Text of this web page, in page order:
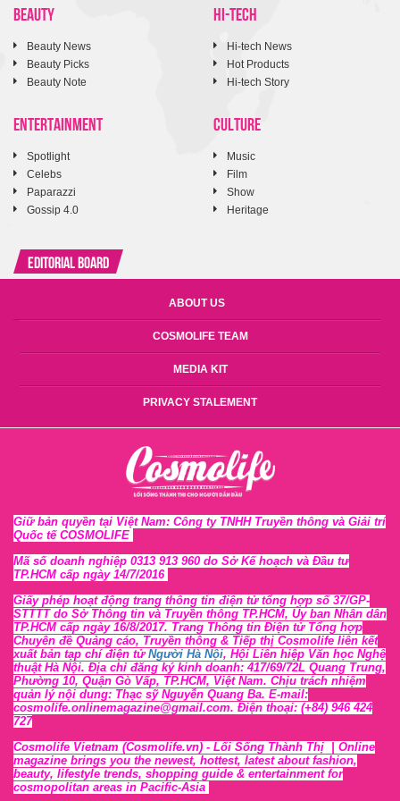
BEAUTY
Beauty News
Beauty Picks
Beauty Note
HI-TECH
Hi-tech News
Hot Products
Hi-tech Story
ENTERTAINMENT
Spotlight
Celebs
Paparazzi
Gossip 4.0
CULTURE
Music
Film
Show
Heritage
Editorial Board
ABOUT US
COSMOLIFE TEAM
MEDIA KIT
PRIVACY STALEMENT
Giữ bản quyền tại Việt Nam: Công ty TNHH Truyền thông và Giải trí
Quốc tế COSMOLIFE
Mã số doanh nghiệp 0313 913 960 do Sở Kế hoạch và Đầu tư
TP.HCM cấp ngày 14/7/2016
Giấy phép hoạt động trang thông tin điện tử tổng hợp số 37/GP-
STTTT do Sở Thông tin và Truyền thông TP.HCM, Ủy ban Nhân dân
TP.HCM cấp ngày 16/8/2017. Trang Thông tin Điện tử Tổng hợp
Chuyên đề Quảng cáo, Truyền thông & Tiếp thị Cosmolife liên kết
xuất bản tạp chí điện tử Người Hà Nội, Hội Liên hiệp Văn học Nghệ
thuật Hà Nội. Địa chỉ đăng ký kinh doanh: 417/69/72L Quang Trung,
Phường 10, Quận Gò Vấp, TP.HCM, Việt Nam. Chịu trách nhiệm
quản lý nội dung: Thạc sỹ Nguyễn Quang Ba. E-mail:
cosmolife.onlinemagazine@gmail.com. Điện thoại: (+84) 946 424
727
Cosmolife Vietnam (Cosmolife.vn) - Lối Sống Thành Thị | Online
magazine brings you the newest, hottest, latest about fashion,
beauty, lifestyle trends, shopping guide & entertainment for
cosmopolitan areas in Pacific-Asia